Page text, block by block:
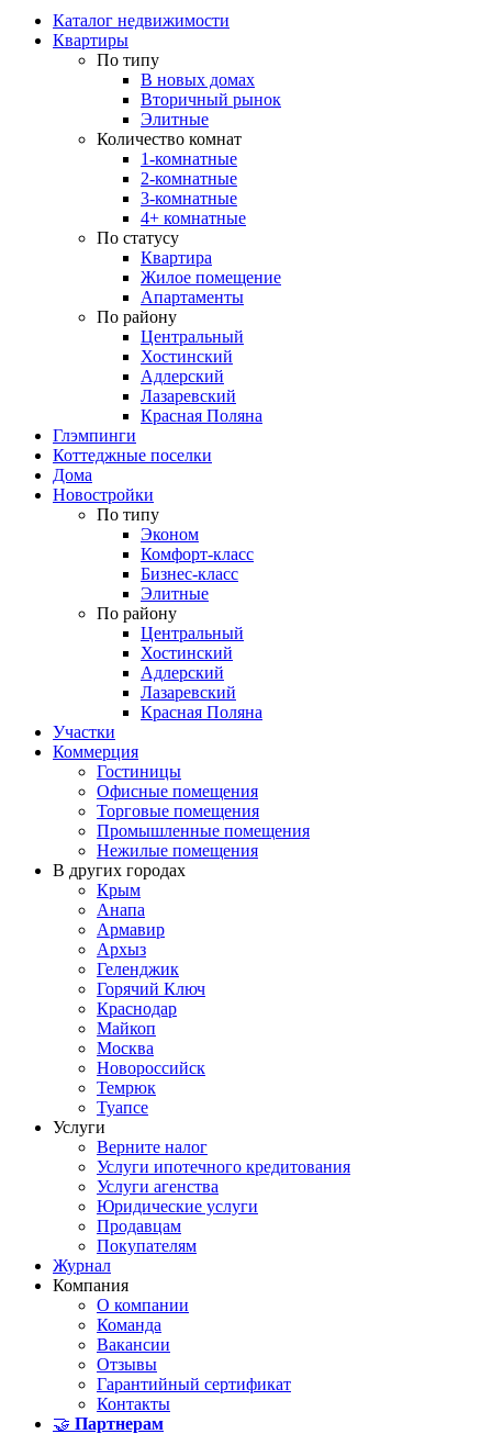
Каталог недвижимости
Квартиры
По типу
В новых домах
Вторичный рынок
Элитные
Количество комнат
1-комнатные
2-комнатные
3-комнатные
4+ комнатные
По статусу
Квартира
Жилое помещение
Апартаменты
По району
Центральный
Хостинский
Адлерский
Лазаревский
Красная Поляна
Глэмпинги
Коттеджные поселки
Дома
Новостройки
По типу
Эконом
Комфорт-класс
Бизнес-класс
Элитные
По району
Центральный
Хостинский
Адлерский
Лазаревский
Красная Поляна
Участки
Коммерция
Гостиницы
Офисные помещения
Торговые помещения
Промышленные помещения
Нежилые помещения
В других городах
Крым
Анапа
Армавир
Архыз
Геленджик
Горячий Ключ
Краснодар
Майкоп
Москва
Новороссийск
Темрюк
Туапсе
Услуги
Верните налог
Услуги ипотечного кредитования
Услуги агенства
Юридические услуги
Продавцам
Покупателям
Журнал
Компания
О компании
Команда
Вакансии
Отзывы
Гарантийный сертификат
Контакты
🤝 Партнерам